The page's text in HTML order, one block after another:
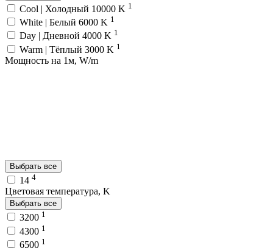
Cool | Холодный 10000 K 1
White | Белый 6000 K 1
Day | Дневной 4000 K 1
Warm | Тёплый 3000 K 1
Мощность на 1м, W/m
Выбрать все
14 4
Цветовая температура, K
Выбрать все
3200 1
4300 1
6500 1